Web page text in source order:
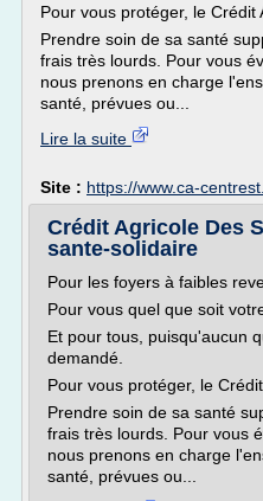
Pour vous protéger, le Crédit
Prendre soin de sa santé
frais très lourds. Pour vous
nous prenons en charge
santé, prévues ou...
Lire la suite
Site : https://www.ca-
Crédit Agricole Des
sante-solidaire
Pour les foyers à faibles
Pour vous quel que soit
Et pour tous, puisqu'aucun
demandé.
Pour vous protéger, le
Prendre soin de sa santé
frais très lourds. Pour vous
nous prenons en charge
santé, prévues ou...